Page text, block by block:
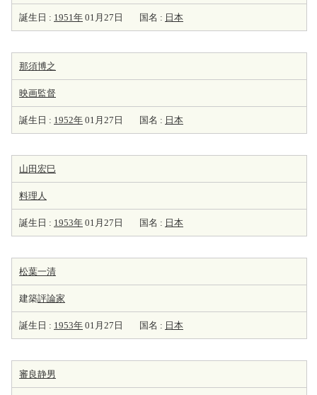
誕生日 : 1951年 01月27日 国名 : 日本
那須博之
映画監督
誕生日 : 1952年 01月27日 国名 : 日本
山田宏巳
料理人
誕生日 : 1953年 01月27日 国名 : 日本
松葉一清
建築評論家
誕生日 : 1953年 01月27日 国名 : 日本
審良静男